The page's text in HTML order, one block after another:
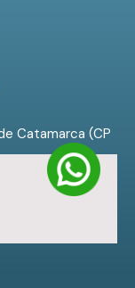
Catamarca (CP